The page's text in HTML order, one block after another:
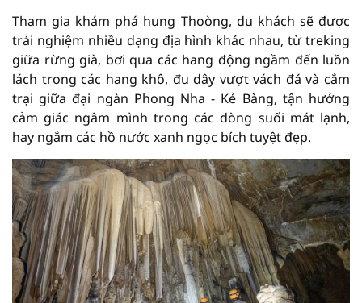
Tham gia khám phá hung Thoòng, du khách sẽ được
trải nghiệm nhiều dạng địa hình khác nhau, từ treking
giữa rừng già, bơi qua các hang động ngầm đến luồn
lách trong các hang khô, đu dây vượt vách đá và cắm
trại giữa đại ngàn Phong Nha - Kẻ Bàng, tận hưởng
cảm giác ngâm mình trong các dòng suối mát lạnh,
hay ngắm các hồ nước xanh ngọc bích tuyệt đẹp.